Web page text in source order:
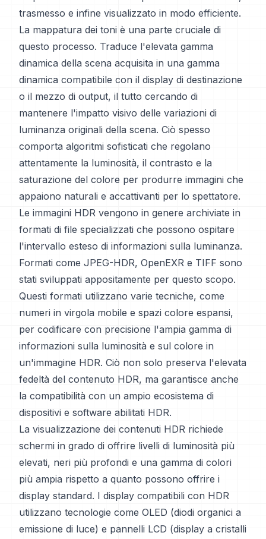
trasmesso e infine visualizzato in modo efficiente.
La mappatura dei toni è una parte cruciale di
questo processo. Traduce l'elevata gamma
dinamica della scena acquisita in una gamma
dinamica compatibile con il display di destinazione
o il mezzo di output, il tutto cercando di
mantenere l'impatto visivo delle variazioni di
luminanza originali della scena. Ciò spesso
comporta algoritmi sofisticati che regolano
attentamente la luminosità, il contrasto e la
saturazione del colore per produrre immagini che
appaiono naturali e accattivanti per lo spettatore.
Le immagini HDR vengono in genere archiviate in
formati di file specializzati che possono ospitare
l'intervallo esteso di informazioni sulla luminanza.
Formati come JPEG-HDR, OpenEXR e TIFF sono
stati sviluppati appositamente per questo scopo.
Questi formati utilizzano varie tecniche, come
numeri in virgola mobile e spazi colore espansi,
per codificare con precisione l'ampia gamma di
informazioni sulla luminosità e sul colore in
un'immagine HDR. Ciò non solo preserva l'elevata
fedeltà del contenuto HDR, ma garantisce anche
la compatibilità con un ampio ecosistema di
dispositivi e software abilitati HDR.
La visualizzazione dei contenuti HDR richiede
schermi in grado di offrire livelli di luminosità più
elevati, neri più profondi e una gamma di colori
più ampia rispetto a quanto possono offrire i
display standard. I display compatibili con HDR
utilizzano tecnologie come OLED (diodi organici a
emissione di luce) e pannelli LCD (display a cristalli